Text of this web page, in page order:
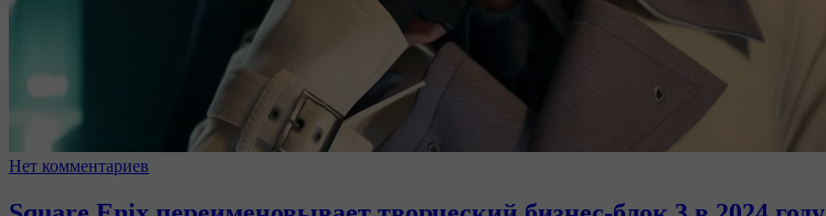
Нет комментариев